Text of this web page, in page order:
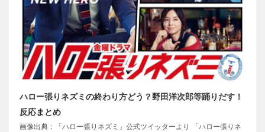
ハロー張りネズミの終わり方どう？野田洋次郎等踊りだす！
反応まとめ
画像出典：「ハロー張りネズミ」公式ツイッターより 「ハロー張りネ